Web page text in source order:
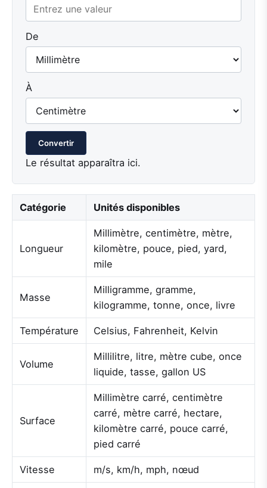
De
À
Convertir
Le résultat apparaîtra ici.
Catégorie Unités disponibles
Longueur
Millimètre, centimètre, mètre,
kilomètre, pouce, pied, yard,
mile
Masse
Milligramme, gramme,
kilogramme, tonne, once, livre
Température Celsius, Fahrenheit, Kelvin
Volume
Millilitre, litre, mètre cube, once
liquide, tasse, gallon US
Surface
Millimètre carré, centimètre
carré, mètre carré, hectare,
kilomètre carré, pouce carré,
pied carré
Vitesse m/s, km/h, mph, nœud